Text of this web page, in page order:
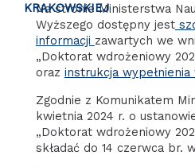
KRAKOWSKIEJ
Na stronie Ministerstwa
Wyższego dostępny jest
informacji zawartych we
„Doktorat wdrożeniowy
oraz instrukcja wypełnienia
Zgodnie z Komunikatem
kwietnia 2024 r. o
„Doktorat wdrożeniowy
składać do 14 czerwca br.